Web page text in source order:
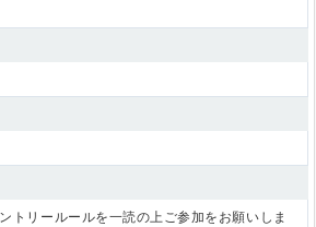
トリールールを一読の上ご参加をお願いしま